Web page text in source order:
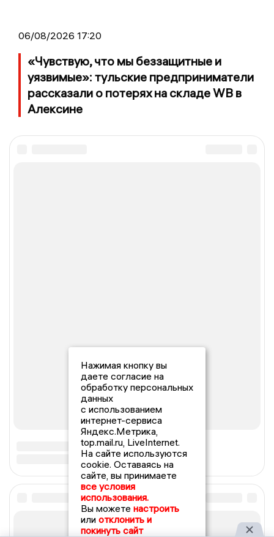
06/08/2026 17:20
«Чувствую, что мы беззащитные и
уязвимые»: тульские предприниматели
рассказали о потерях на складе WB в
Алексине
Нажимая кнопку вы
даете согласие на
обработку персональных
данных
с использованием
интернет-сервиса
Яндекс.Метрика,
top.mail.ru, LiveInternet.
На сайте используются
cookie. Оставаясь на
сайте, вы принимаете
все условия
использования.
Вы можете настроить
или отклонить и
покинуть сайт